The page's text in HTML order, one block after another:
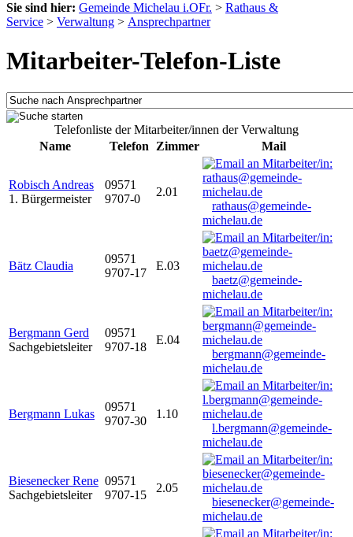
Sie sind hier: Gemeinde Michelau i.OFr. > Rathaus &
Service > Verwaltung > Ansprechpartner
Mitarbeiter-Telefon-Liste
Telefonliste der Mitarbeiter/innen der Verwaltung
Name
Telefon Zimmer Mail
Robisch Andreas
1. Bürgermeister
09571
9707-0
2.01
rathaus@gemeinde-
michelau.de
Bätz Claudia
09571
9707-17
E.03
baetz@gemeinde-
michelau.de
Bergmann Gerd
Sachgebietsleiter
09571
9707-18
E.04
bergmann@gemeinde-
michelau.de
Bergmann Lukas
09571
9707-30
1.10
l.bergmann@gemeinde-
michelau.de
Biesenecker Rene
Sachgebietsleiter
09571
9707-15
2.05
biesenecker@gemeinde-
michelau.de